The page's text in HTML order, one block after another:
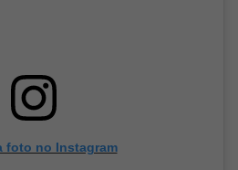
foto no Instagram